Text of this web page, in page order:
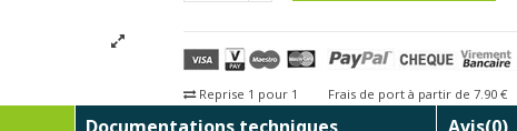
Reprise 1 pour 1 Frais de port à partir de 7.90 €